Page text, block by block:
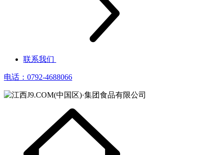
联系我们
电话：0792-4688066